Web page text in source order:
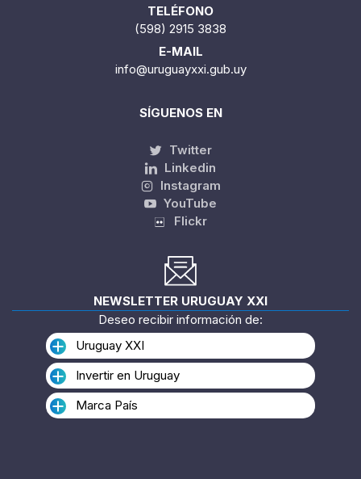
TELÉFONO
(598) 2915 3838
E-MAIL
info@uruguayxxi.gub.uy
SÍGUENOS EN
Twitter
Linkedin
Instagram
YouTube
Flickr
NEWSLETTER URUGUAY XXI
Deseo recibir información de:
Uruguay XXI
Invertir en Uruguay
Marca País